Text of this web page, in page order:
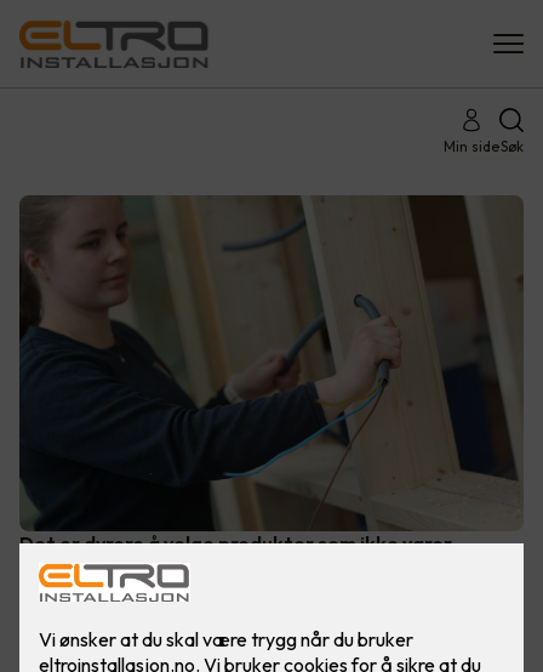
Min sideSøk
Det er dyrere å velge produkter som ikke varer
Effektive rørsystemer fra Pipelife –
laget for å vare